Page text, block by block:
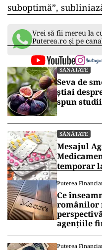
suboptimă”,
Vrei să fii mereu la
Puterea.ro și pe
SĂNĂTATE
Seva de
știai
spun
SĂNĂTATE
Mesajul
temporar
Puterea
Ce
românilor
agențiile
Puterea